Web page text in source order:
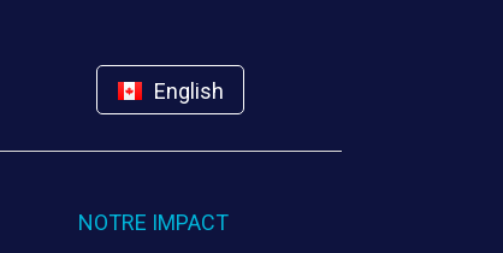
English
NOTRE IMPACT